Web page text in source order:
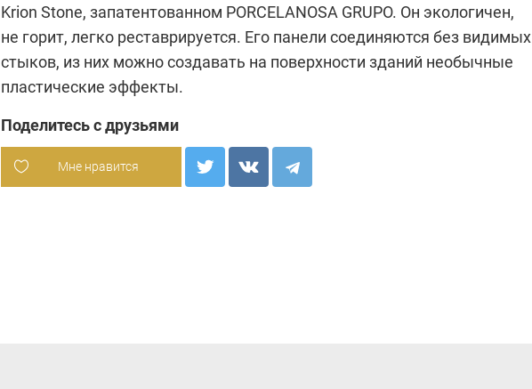
Krion Stone, запатентованном PORCELANOSA GRUPO. Он экологичен,
не горит, легко реставрируется. Его панели соединяются без видимых
стыков, из них можно создавать на поверхности зданий необычные
пластические эффекты.
Поделитесь с друзьями
Мне нравится